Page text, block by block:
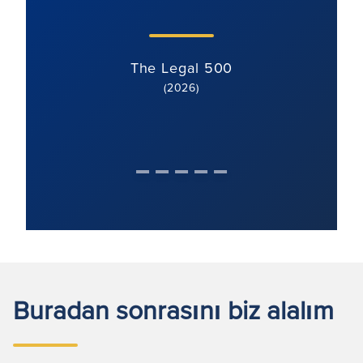
The Legal 500
(2026)
Buradan sonrasını biz alalım